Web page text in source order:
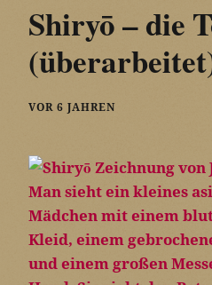
Shiryō – die
VOR 6 JAHREN